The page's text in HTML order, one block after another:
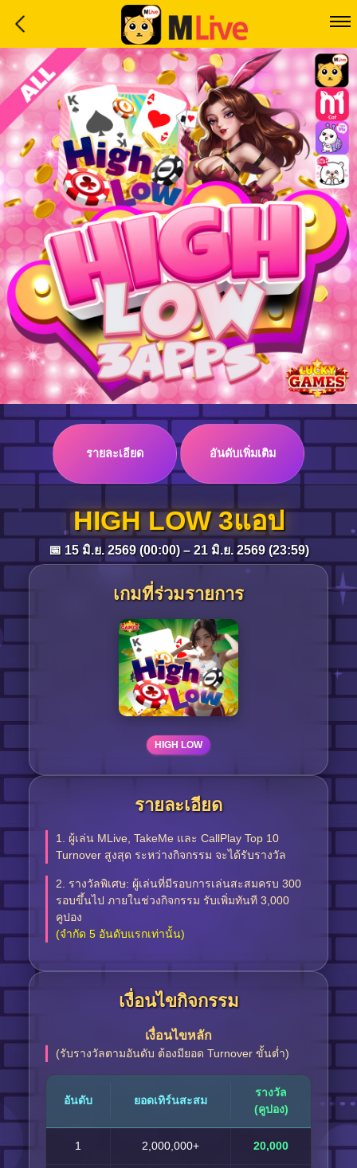
Home
Event
LuckyGame
WinwinCoin
Debit
Mdoll
Help
Support
Language
Log in
Top up
รายละเอียด อันดับเพิ่มเติม
HIGH LOW 3แอป
📅 15 มิ.ย. 2569 (00:00) – 21 มิ.ย. 2569 (23:59)
เกมที่ร่วมรายการ
HIGH LOW
รายละเอียด
1. ผู้เล่น MLive, TakeMe และ CallPlay Top 10
Turnover สูงสุด ระหว่างกิจกรรม จะได้รับรางวัล
2. รางวัลพิเศษ: ผู้เล่นที่มีรอบการเล่นสะสมครบ 300
รอบขึ้นไป ภายในช่วงกิจกรรม รับเพิ่มทันที 3,000
คูปอง
(จำกัด 5 อันดับแรกเท่านั้น)
เงื่อนไขกิจกรรม
เงื่อนไขหลัก
(รับรางวัลตามอันดับ ต้องมียอด Turnover ขั้นต่ำ)
อันดับ ยอดเทิร์นสะสม
รางวัล
(คูปอง)
1 2,000,000+ 20,000